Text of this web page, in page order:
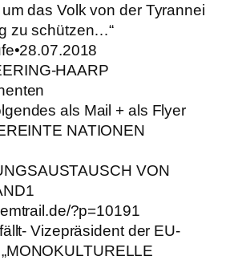
das Volk von der Tyrannei
zu schützen…“
HAARP
als Mail + als Flyer
NATIONEN
VON
?p=10191
Vizepräsident der EU-